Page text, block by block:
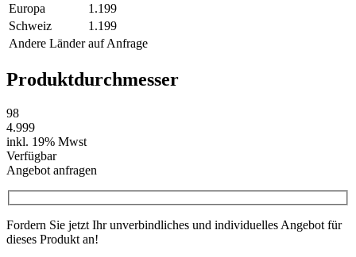
Europa
1.199
Schweiz
1.199
Andere Länder auf Anfrage
Produktdurchmesser
98
4.999
inkl. 19% Mwst
Verfügbar
Angebot anfragen
Fordern Sie jetzt Ihr unverbindliches und individuelles Angebot für
dieses Produkt an!